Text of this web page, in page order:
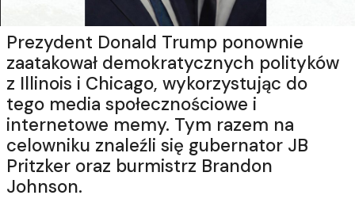
Prezydent Donald Trump ponownie
zaatakował demokratycznych polityków
z Illinois i Chicago, wykorzystując do
tego media społecznościowe i
internetowe memy. Tym razem na
celowniku znaleźli się gubernator JB
Pritzker oraz burmistrz Brandon
Johnson.